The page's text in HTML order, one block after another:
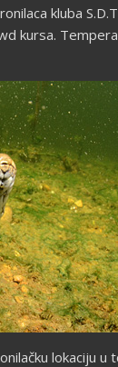
kluba
kursa.
lokaciju